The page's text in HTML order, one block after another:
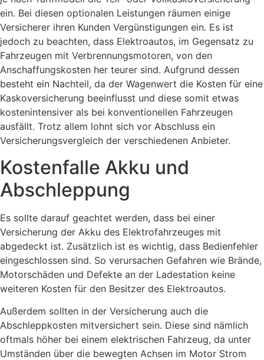
ein. Bei diesen optionalen Leistungen räumen einige
Versicherer ihren Kunden Vergünstigungen ein. Es ist
jedoch zu beachten, dass Elektroautos, im Gegensatz zu
Fahrzeugen mit Verbrennungsmotoren, von den
Anschaffungskosten her teurer sind. Aufgrund dessen
besteht ein Nachteil, da der Wagenwert die Kosten für eine
Kaskoversicherung beeinflusst und diese somit etwas
kostenintensiver als bei konventionellen Fahrzeugen
ausfällt. Trotz allem lohnt sich vor Abschluss ein
Versicherungsvergleich der verschiedenen Anbieter.
Kostenfalle Akku und
Abschleppung
Es sollte darauf geachtet werden, dass bei einer
Versicherung der Akku des Elektrofahrzeuges mit
abgedeckt ist. Zusätzlich ist es wichtig, dass Bedienfehler
eingeschlossen sind. So verursachen Gefahren wie Brände,
Motorschäden und Defekte an der Ladestation keine
weiteren Kosten für den Besitzer des Elektroautos.
Außerdem sollten in der Versicherung auch die
Abschleppkosten mitversichert sein. Diese sind nämlich
oftmals höher bei einem elektrischen Fahrzeug, da unter
Umständen über die bewegten Achsen im Motor Strom